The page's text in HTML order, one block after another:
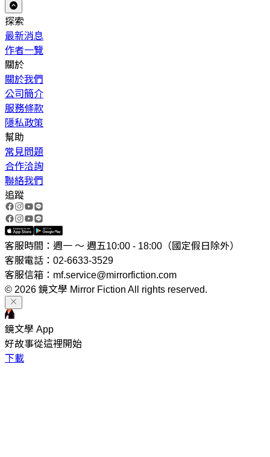
探索
最新消息
作者一覽
關於
關於我們
公司簡介
服務條款
隱私政策
幫助
常見問題
合作洽詢
聯絡我們
追蹤
客服時間：週一 ～ 週五10:00 - 18:00（國定假日除外）
客服電話：02-6633-3529
客服信箱：mf.service@mirrorfiction.com
© 2026 鏡文學 Mirror Fiction All rights reserved.
鏡文學 App
好故事從這裡開始
下載